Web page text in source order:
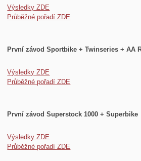
Výsledky ZDE
Průběžné pořadí ZDE
První závod Sportbike + Twinseries + AA
Výsledky ZDE
Průběžné pořadí ZDE
První závod Superstock 1000 + Superbike
Výsledky ZDE
Průběžné pořadí ZDE